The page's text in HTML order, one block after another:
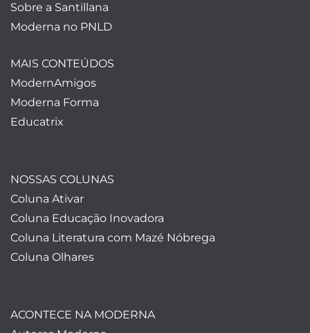
Sobre a Santillana
Moderna no PNLD
MAIS CONTEÚDOS
ModernAmigos
Moderna Forma
Educatrix
NOSSAS COLUNAS
Coluna Ativar
Coluna Educação Inovadora
Coluna Literatura com Mazé Nóbrega
Coluna Olhares
ACONTECE NA MODERNA